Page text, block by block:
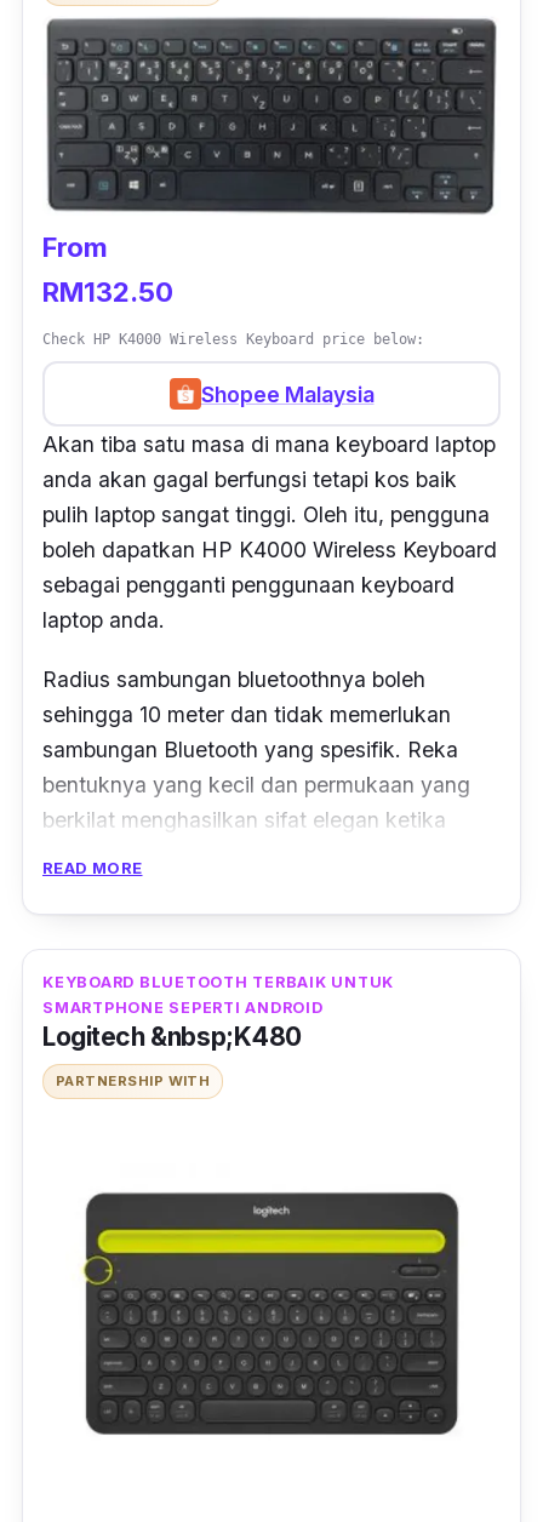
From
RM132.50
Check HP K4000 Wireless Keyboard price below:
Shopee Malaysia
Akan tiba satu masa di mana keyboard laptop
anda akan gagal berfungsi tetapi kos baik
pulih laptop sangat tinggi. Oleh itu, pengguna
boleh dapatkan HP K4000 Wireless Keyboard
sebagai pengganti penggunaan keyboard
laptop anda.
Radius sambungan bluetoothnya boleh
sehingga 10 meter dan tidak memerlukan
sambungan Bluetooth yang spesifik. Reka
bentuknya yang kecil dan permukaan yang
berkilat menghasilkan sifat elegan ketika
READ MORE
KEYBOARD BLUETOOTH TERBAIK UNTUK
SMARTPHONE SEPERTI ANDROID
Logitech &nbsp;K480
PARTNERSHIP WITH